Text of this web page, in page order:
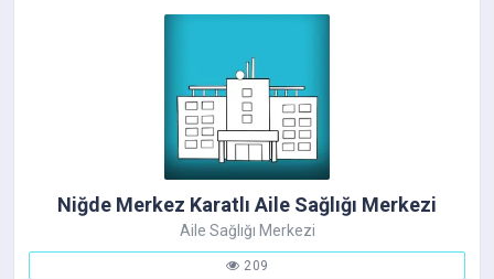
Niğde Merkez Karatlı Aile Sağlığı Merkezi
Aile Sağlığı Merkezi
209